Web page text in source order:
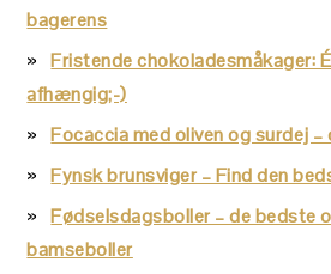
bagerens
Fristende chokoladesmåkager:
afhængig;-)
Focaccia med oliven og surdej
Fynsk brunsviger – Find den
Fødselsdagsboller – de bedste
bamseboller